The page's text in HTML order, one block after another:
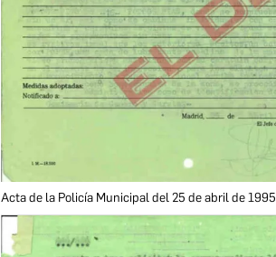
Acta de la Policía Municipal del 25 de abril de 1995